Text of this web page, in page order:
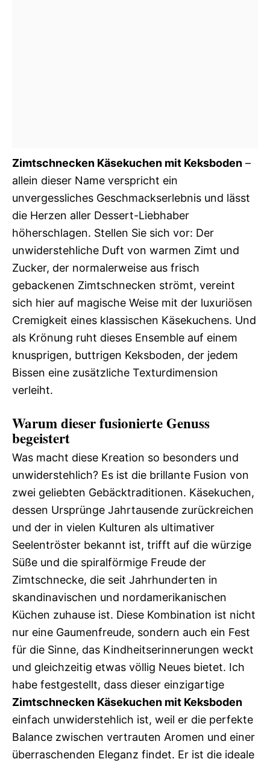
Zimtschnecken Käsekuchen mit Keksboden –
allein dieser Name verspricht ein
unvergessliches Geschmackserlebnis und lässt
die Herzen aller Dessert-Liebhaber
höherschlagen. Stellen Sie sich vor: Der
unwiderstehliche Duft von warmen Zimt und
Zucker, der normalerweise aus frisch
gebackenen Zimtschnecken strömt, vereint
sich hier auf magische Weise mit der luxuriösen
Cremigkeit eines klassischen Käsekuchens. Und
als Krönung ruht dieses Ensemble auf einem
knusprigen, buttrigen Keksboden, der jedem
Bissen eine zusätzliche Texturdimension
verleiht.
Warum dieser fusionierte Genuss
begeistert
Was macht diese Kreation so besonders und
unwiderstehlich? Es ist die brillante Fusion von
zwei geliebten Gebäcktraditionen. Käsekuchen,
dessen Ursprünge Jahrtausende zurückreichen
und der in vielen Kulturen als ultimativer
Seelentröster bekannt ist, trifft auf die würzige
Süße und die spiralförmige Freude der
Zimtschnecke, die seit Jahrhunderten in
skandinavischen und nordamerikanischen
Küchen zuhause ist. Diese Kombination ist nicht
nur eine Gaumenfreude, sondern auch ein Fest
für die Sinne, das Kindheitserinnerungen weckt
und gleichzeitig etwas völlig Neues bietet. Ich
habe festgestellt, dass dieser einzigartige
Zimtschnecken Käsekuchen mit Keksboden
einfach unwiderstehlich ist, weil er die perfekte
Balance zwischen vertrauten Aromen und einer
überraschenden Eleganz findet. Er ist die ideale